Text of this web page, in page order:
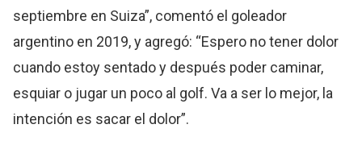
septiembre en Suiza”, comentó el goleador
argentino en 2019, y agregó: “Espero no tener dolor
cuando estoy sentado y después poder caminar,
esquiar o jugar un poco al golf. Va a ser lo mejor, la
intención es sacar el dolor”.